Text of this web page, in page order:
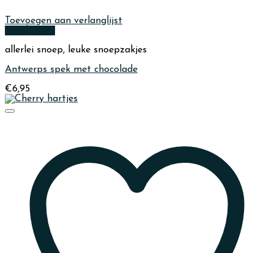
Toevoegen aan verlanglijst
allerlei snoep, leuke snoepzakjes
Antwerps spek met chocolade
€6,95